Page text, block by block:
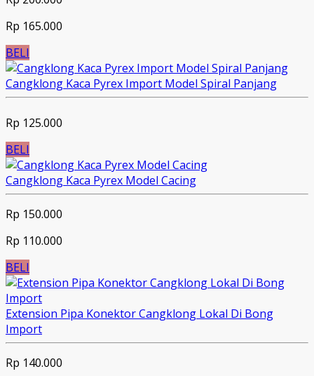
Rp 165.000
BELI
Cangklong Kaca Pyrex Import Model Spiral Panjang
Rp 125.000
BELI
Cangklong Kaca Pyrex Model Cacing
Rp 150.000
Rp 110.000
BELI
Extension Pipa Konektor Cangklong Lokal Di Bong
Import
Rp 140.000